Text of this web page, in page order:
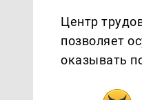
Центр
позволяет
оказывать